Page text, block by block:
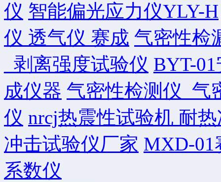
仪 智能偏光应力仪YLY-H
仪 透气仪 赛成 气密性检
_剥离强度试验仪 BYT-
成仪器 气密性检测仪_气
仪 nrcj热震性试验机 耐
冲击试验仪厂家 MXD-01
系数仪